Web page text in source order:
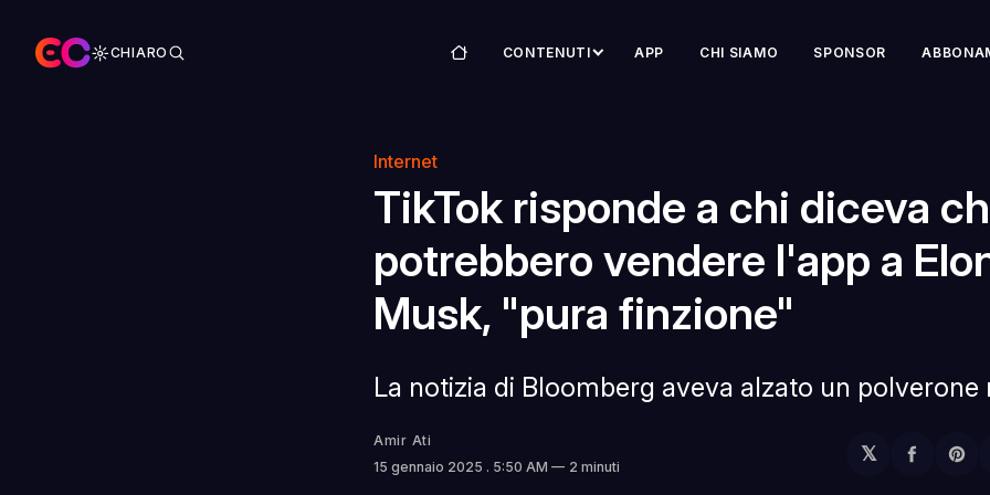
CHIARO CONTENUTI APP CHI SIAMO SPONSOR
Internet
TikTok risponde a chi diceva
potrebbero vendere l'app a
Musk, "pura finzione"
La notizia di Bloomberg aveva alzato un polverone
Amir Ati
15 gennaio 2025 . 5:50 AM 2 minuti
𝕏